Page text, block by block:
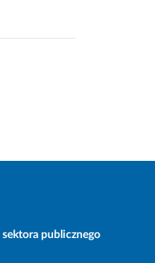
publicznego